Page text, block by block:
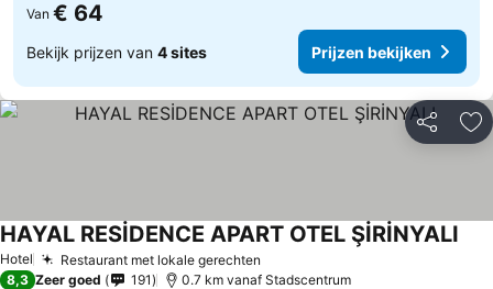
Van € 64
Bekijk prijzen van 4 sites Prijzen bekijken
Delen
Hotel Restaurant met lokale gerechten
HAYAL RESİDENCE APART OTEL ŞİRİNYALI
8,3 Zeer goed 191 0.7 km vanaf Stadscentrum